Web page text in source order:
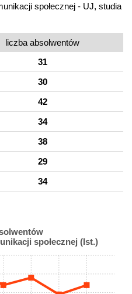
społecznej - UJ, studia
liczba absolwentów
31
30
42
34
38
29
34
społecznej (Ist.)